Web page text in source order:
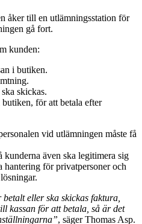
åker till en utlämningsstation för
gå fort.
kunden:
i butiken.
skickas.
för att betala efter
vid utlämningen måste få
även ska legitimera sig
för privatpersoner och
eller ska skickas faktura,
kassan för att betala, så är det
, säger Thomas Asp.